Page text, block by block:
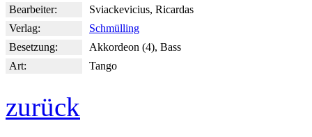
Bearbeiter:
Sviackevicius, Ricardas
Verlag:
Schmülling
Besetzung:
Akkordeon (4), Bass
Art:
Tango
zurück